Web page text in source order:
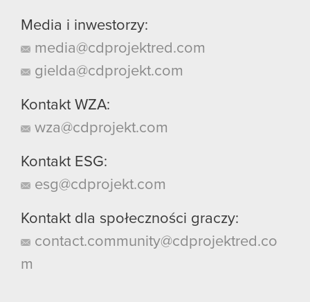
Media i inwestorzy:
media@cdprojektred.com
gielda@cdprojekt.com
Kontakt WZA:
wza@cdprojekt.com
Kontakt ESG:
esg@cdprojekt.com
Kontakt dla społeczności graczy:
contact.community@cdprojektred.co
m